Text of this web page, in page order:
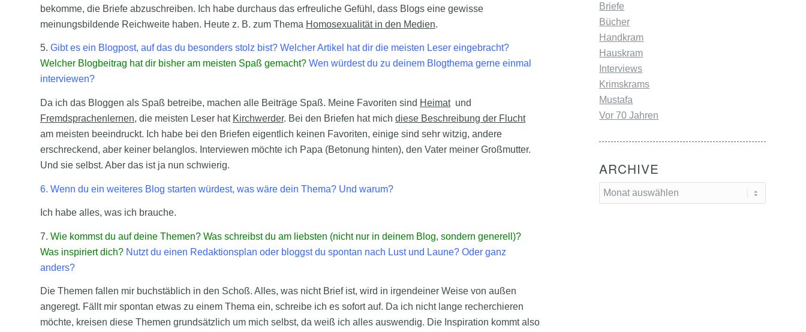
bekomme, die Briefe abzuschreiben. Ich habe durchaus das erfreuliche Gefühl, dass Blogs eine gewisse
meinungsbildende Reichweite haben. Heute z. B. zum Thema Homosexualität in den Medien.
5. Gibt es ein Blogpost, auf das du besonders stolz bist? Welcher Artikel hat dir die meisten Leser eingebracht?
Welcher Blogbeitrag hat dir bisher am meisten Spaß gemacht? Wen würdest du zu deinem Blogthema gerne einmal
interviewen?
Da ich das Bloggen als Spaß betreibe, machen alle Beiträge Spaß. Meine Favoriten sind Heimatund
Fremdsprachenlernen, die meisten Leser hat Kirchwerder. Bei den Briefen hat mich diese Beschreibung der Flucht
am meisten beeindruckt. Ich habe bei den Briefen eigentlich keinen Favoriten, einige sind sehr witzig, andere
erschreckend, aber keiner belanglos. Interviewen möchte ich Papa (Betonung hinten), den Vater meiner Großmutter.
Und sie selbst. Aber das ist ja nun schwierig.
6. Wenn du ein weiteres Blog starten würdest, was wäre dein Thema? Und warum?
Ich habe alles, was ich brauche.
7. Wie kommst du auf deine Themen? Was schreibst du am liebsten (nicht nur in deinem Blog, sondern generell)?
Was inspiriert dich? Nutzt du einen Redaktionsplan oder bloggst du spontan nach Lust und Laune? Oder ganz
anders?
Die Themen fallen mir buchstäblich in den Schoß. Alles, was nicht Brief ist, wird in irgendeiner Weise von außen
angeregt. Fällt mir spontan etwas zu einem Thema ein, schreibe ich es sofort auf. Da ich nicht lange recherchieren
möchte, kreisen diese Themen grundsätzlich um mich selbst, da weiß ich alles auswendig. Die Inspiration kommt also
Briefe
Bücher
Handkram
Hauskram
Interviews
Krimskrams
Mustafa
Vor 70 Jahren
ARCHIVE